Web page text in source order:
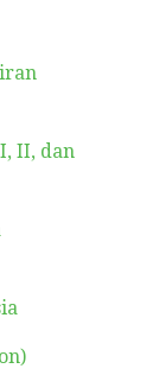
II, dan